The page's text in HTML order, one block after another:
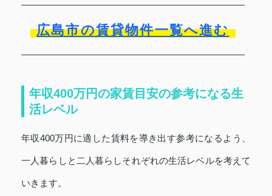
広島市の賃貸物件一覧へ進む
年収400万円の家賃目安の参考になる生
活レベル
年収400万円に適した賃料を導き出す参考になるよう、
一人暮らしと二人暮らしそれぞれの生活レベルを考えて
いきます。